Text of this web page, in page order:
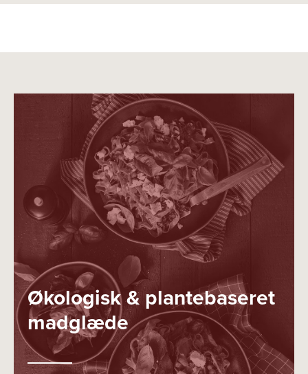
Økologisk & plantebaseret
madglæde